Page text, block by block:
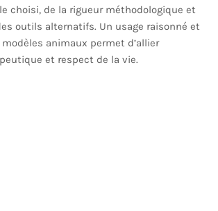
choisi, de la rigueur méthodologique et
outils alternatifs. Un usage raisonné et
animaux permet d’allier
et respect de la vie.